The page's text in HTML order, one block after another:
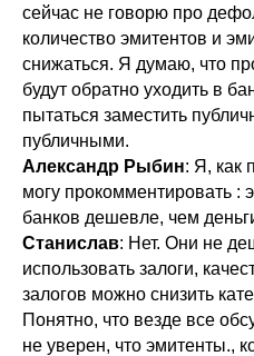
сейчас не говорю про
количество эмитентов и
снижаться. Я думаю, что
будут обратно уходить в
пытаться заместить
публичными.
Александр Рыбин: Я, как
могу прокомментировать :
банков дешевле, чем
Станислав: Нет. Они не
использовать залоги,
залогов можно снизить
Понятно, что везде все
не уверен, что эмитенты.,